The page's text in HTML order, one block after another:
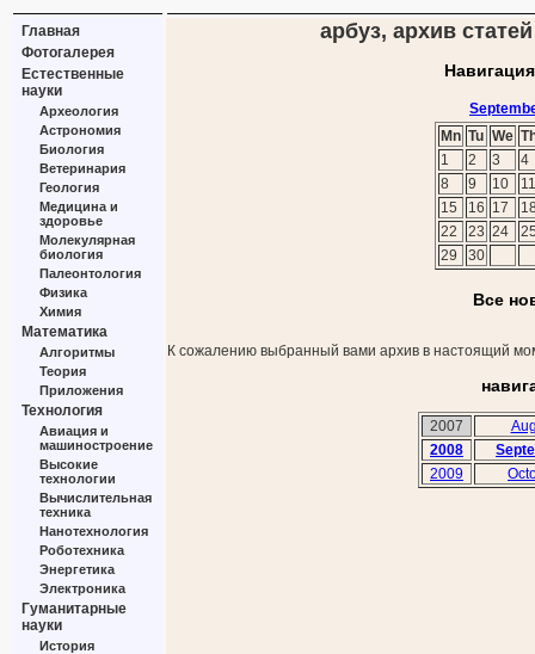
Главная
Фотогалерея
Естественные
науки
Археология
Астрономия
Биология
Ветеринария
Геология
Медицина и
здоровье
Молекулярная
биология
Палеонтология
Физика
Химия
Математика
Алгоритмы
Теория
Приложения
Технология
Авиация и
машиностроение
Высокие
технологии
Вычислительная
техника
Нанотехнология
Роботехника
Энергетика
Электроника
Гуманитарные
науки
История
арбуз, архив
Mn Tu We
1
2 3
4
8
9 10
11
15
16 17
22
23 24
29
30
Все
К сожалению выбранный вами архив в настоящий
2007
2008
2009